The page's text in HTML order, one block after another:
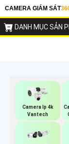
CAMERA GIÁM SÁT
DANH MỤC SẢN
Camera Ip 4k
Vantech